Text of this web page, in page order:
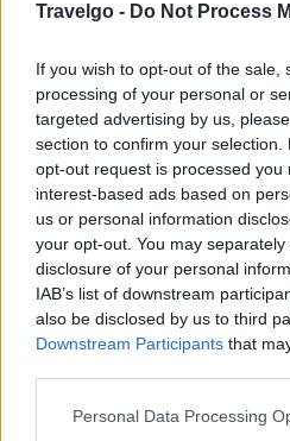
Travelgo - Do Not Process
If you wish to opt-out of the sale,
processing of your personal or
targeted advertising by us,
section to confirm your
opt-out request is processed you
interest-based ads based on
us or personal information
your opt-out. You may
disclosure of your personal
IAB’s list of downstream
also be disclosed by us to third
Downstream Participants that
Please note that this website/
Personal Data Processing